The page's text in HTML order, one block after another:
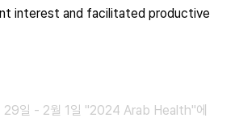
interest and facilitated productive
29일 - 2월 1일 "2024 Arab Health"에